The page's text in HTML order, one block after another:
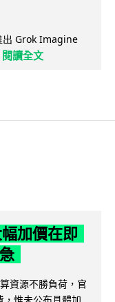
出 Grok Imagine
閱讀全文
加價在即
資源不勝負荷，官